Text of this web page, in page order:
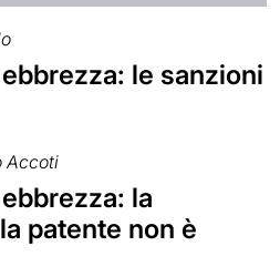
le sanzioni
Accoti
la
patente non è